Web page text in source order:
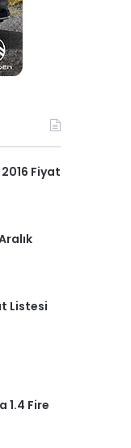
Fiyat
Listesi
1.4 Fire